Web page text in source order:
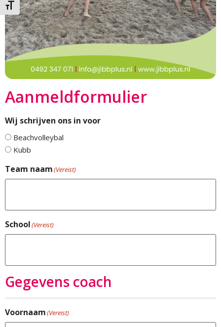
Kies grootte van het lettertype
Aanmeldformulier
Wij schrijven ons in voor
Beachvolleybal
Kubb
Team naam(Vereist)
School(Vereist)
Gegevens coach
Voornaam(Vereist)